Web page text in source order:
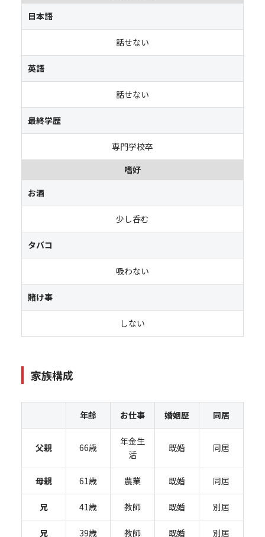
日本語
話せない
英語
話せない
最終学歴
専門学校卒
嗜好
お酒
少し呑む
タバコ
吸わない
賭け事
しない
家族構成
年齢 お仕事 婚姻歴 同居
父親 66歳
年金生
活
既婚 同居
母親 61歳 農業 既婚 同居
兄 41歳 教師 既婚 別居
兄 39歳 教師 既婚 別居